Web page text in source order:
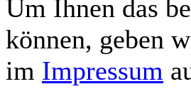
Um Ihnen das
können, geben
im Impressum